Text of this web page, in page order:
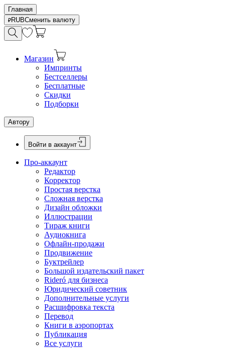
Главная
RUBСменить валюту
Магазин
Импринты
Бестселлеры
Бесплатные
Скидки
Подборки
Автору
Войти в аккаунт
Про-аккаунт
Редактор
Корректор
Простая верстка
Сложная верстка
Дизайн обложки
Иллюстрации
Тираж книги
Аудиокнига
Офлайн-продажи
Продвижение
Буктрейлер
Большой издательский пакет
Rideró для бизнеса
Юридический советник
Дополнительные услуги
Расшифровка текста
Перевод
Книги в аэропортах
Публикация
Все услуги